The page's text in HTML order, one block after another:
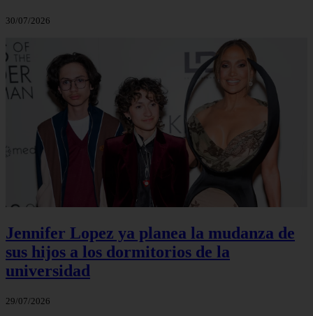
30/07/2026
Jennifer Lopez ya planea la mudanza de
sus hijos a los dormitorios de la
universidad
29/07/2026